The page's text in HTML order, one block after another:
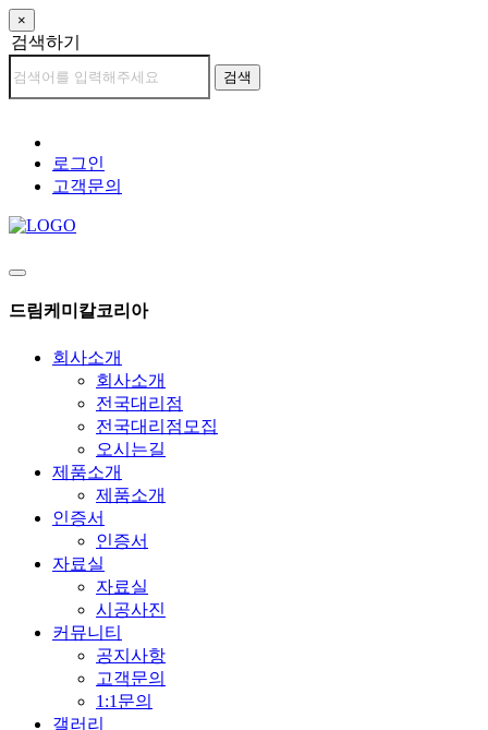
×
검색하기
검색
로그인
고객문의
드림케미칼코리아
회사소개
회사소개
전국대리점
전국대리점모집
오시는길
제품소개
제품소개
인증서
인증서
자료실
자료실
시공사진
커뮤니티
공지사항
고객문의
1:1문의
갤러리